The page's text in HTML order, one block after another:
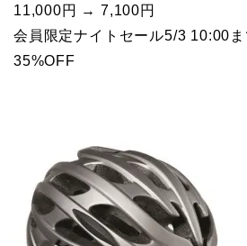
11,000円 → 7,100円
会員限定ナイトセール5/3 10:00
35%OFF